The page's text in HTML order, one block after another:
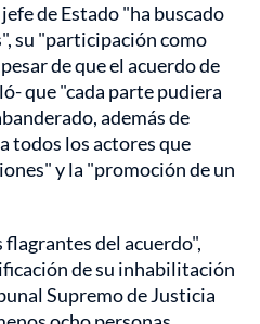
de Estado "ha buscado
su "participación como
de que el acuerdo de
que "cada parte pudiera
además de
todos los actores que
y la "promoción de un
del acuerdo",
de su inhabilitación
Supremo de Justicia